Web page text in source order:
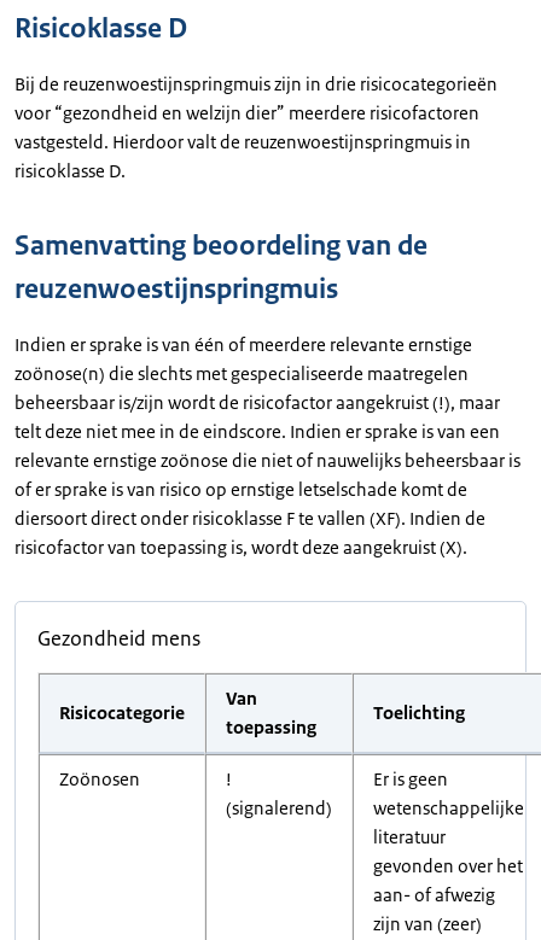
Risicoklasse D
Bij de reuzenwoestijnspringmuis zijn in drie risicocategorieën
voor “gezondheid en welzijn dier” meerdere risicofactoren
vastgesteld. Hierdoor valt de reuzenwoestijnspringmuis in
risicoklasse D.
Samenvatting beoordeling van de
reuzenwoestijnspringmuis
Indien er sprake is van één of meerdere relevante ernstige
zoönose(n) die slechts met gespecialiseerde maatregelen
beheersbaar is/zijn wordt de risicofactor aangekruist (!), maar
telt deze niet mee in de eindscore. Indien er sprake is van een
relevante ernstige zoönose die niet of nauwelijks beheersbaar is
of er sprake is van risico op ernstige letselschade komt de
diersoort direct onder risicoklasse F te vallen (XF). Indien de
risicofactor van toepassing is, wordt deze aangekruist (X).
Gezondheid mens
Risicocategorie
Van
toepassing
Toelichting
Zoönosen
!
(signalerend)
Er is geen
wetenschappelijke
literatuur
gevonden over het
aan- of afwezig
zijn van (zeer)